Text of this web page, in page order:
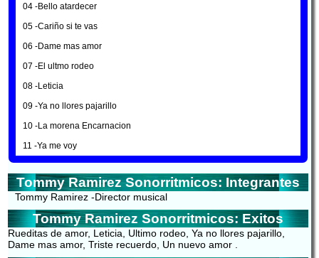
04 -Bello atardecer
05 -Cariño si te vas
06 -Dame mas amor
07 -El ultmo rodeo
08 -Leticia
09 -Ya no llores pajarillo
10 -La morena Encarnacion
11 -Ya me voy
Tommy Ramirez Sonorritmicos: Integrantes
Tommy Ramirez -Director musical
Tommy Ramirez Sonorritmicos: Exitos
Rueditas de amor, Leticia, Ultimo rodeo, Ya no llores pajarillo,
Dame mas amor, Triste recuerdo, Un nuevo amor .